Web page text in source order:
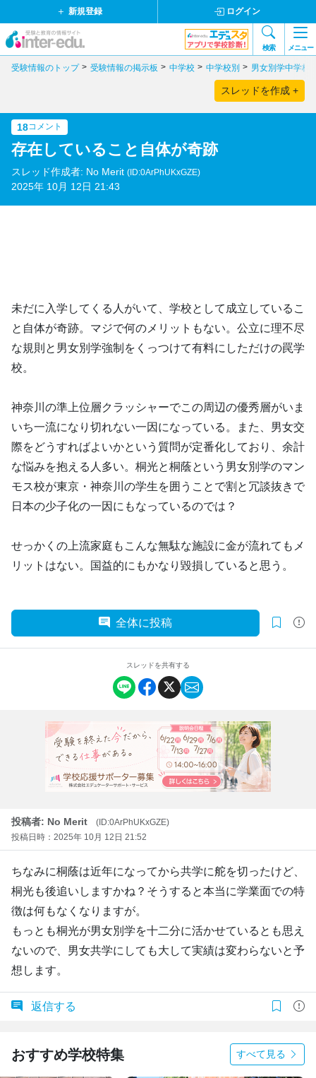
新規登録 ログイン
検索 メニュー
受験情報のトップ 受験情報の掲示板 中学校 中学校別 男女別学中学校
スレッドを作成 +
18コメント
存在していること自体が奇跡
スレッド作成者: No Merit (ID:0ArPhUKxGZE)
2025年 10月 12日 21:43
未だに入学してくる人がいて、学校として成立しているこ
と自体が奇跡。マジで何のメリットもない。公立に理不尽
な規則と男女別学強制をくっつけて有料にしただけの罠学
校。
神奈川の準上位層クラッシャーでこの周辺の優秀層がいま
いち一流になり切れない一因になっている。また、男女交
際をどうすればよいかという質問が定番化しており、余計
な悩みを抱える人多い。桐光と桐蔭という男女別学のマン
モス校が東京・神奈川の学生を囲うことで割と冗談抜きで
日本の少子化の一因にもなっているのでは？
せっかくの上流家庭もこんな無駄な施設に金が流れてもメ
リットはない。国益的にもかなり毀損していると思う。
全体に投稿
スレッドを共有する
投稿者: No Merit
(ID:0ArPhUKxGZE)
投稿日時：2025年 10月 12日 21:52
ちなみに桐蔭は近年になってから共学に舵を切ったけど、
桐光も後追いしますかね？そうすると本当に学業面での特
徴は何もなくなりますが。
もっとも桐光が男女別学を十二分に活かせているとも思え
ないので、男女共学にしても大して実績は変わらないと予
想します。
返信する
おすすめ学校特集 すべて見る